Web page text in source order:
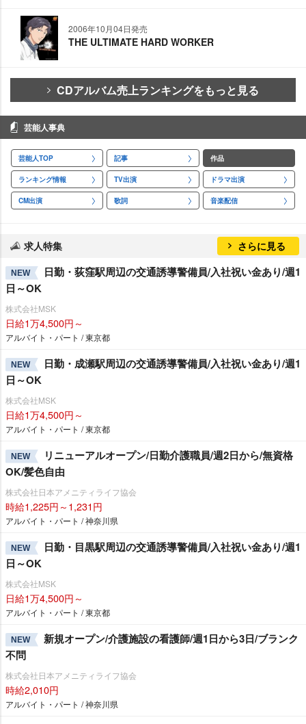
2006年10月04日発売
THE ULTIMATE HARD WORKER
CDアルバム売上ランキングをもっと見る
芸能人事典
芸能人TOP 記事 作品
ランキング情報 TV出演 ドラマ出演
CM出演 歌詞 音楽配信
求人特集 さらに見る
NEW
日勤・荻窪駅周辺の交通誘導警備員/入社祝い金あり/週1
日～OK
株式会社MSK
日給1万4,500円～
アルバイト・パート / 東京都
NEW
日勤・成瀬駅周辺の交通誘導警備員/入社祝い金あり/週1
日～OK
株式会社MSK
日給1万4,500円～
アルバイト・パート / 東京都
NEW
リニューアルオープン/日勤介護職員/週2日から/無資格
OK/髪色自由
株式会社日本アメニティライフ協会
時給1,225円～1,231円
アルバイト・パート / 神奈川県
NEW
日勤・目黒駅周辺の交通誘導警備員/入社祝い金あり/週1
日～OK
株式会社MSK
日給1万4,500円～
アルバイト・パート / 東京都
NEW
新規オープン/介護施設の看護師/週1日から3日/ブランク
不問
株式会社日本アメニティライフ協会
時給2,010円
アルバイト・パート / 神奈川県